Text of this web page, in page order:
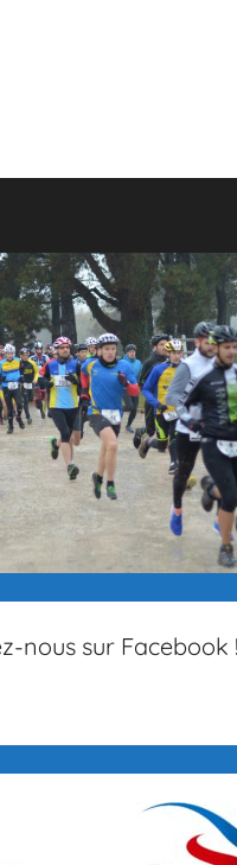
nous sur Facebook !